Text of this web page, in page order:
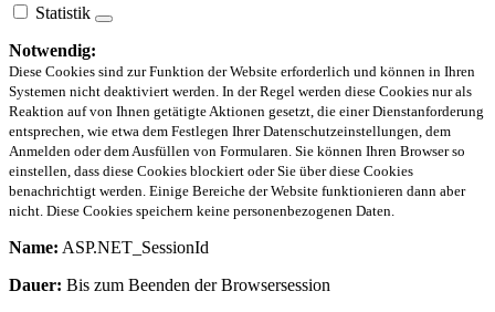
Statistik
Notwendig:
Diese Cookies sind zur Funktion der Website erforderlich und können in Ihren
Systemen nicht deaktiviert werden. In der Regel werden diese Cookies nur als
Reaktion auf von Ihnen getätigte Aktionen gesetzt, die einer Dienstanforderung
entsprechen, wie etwa dem Festlegen Ihrer Datenschutzeinstellungen, dem
Anmelden oder dem Ausfüllen von Formularen. Sie können Ihren Browser so
einstellen, dass diese Cookies blockiert oder Sie über diese Cookies
benachrichtigt werden. Einige Bereiche der Website funktionieren dann aber
nicht. Diese Cookies speichern keine personenbezogenen Daten.
Name: ASP.NET_SessionId
Dauer: Bis zum Beenden der Browsersession